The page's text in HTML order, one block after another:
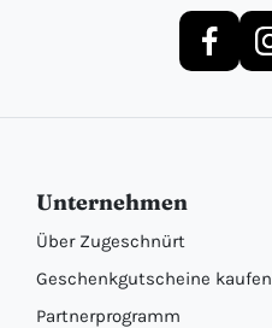
Unternehmen
Über Zugeschnürt
Geschenkgutscheine kaufen
Partnerprogramm